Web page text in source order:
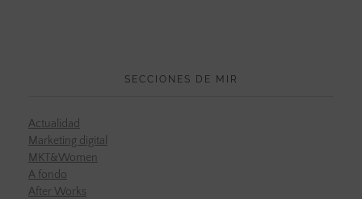
SECCIONES DE MIR
Actualidad
Marketing digital
MKT&Women
A fondo
After Works